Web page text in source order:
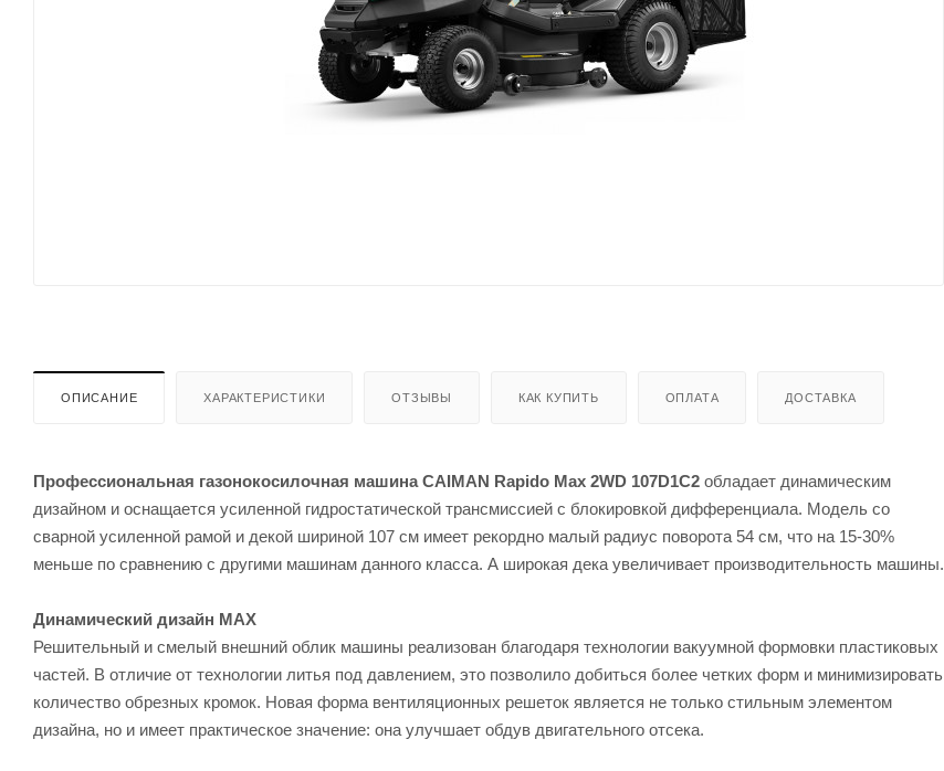
ОПИСАНИЕ ХАРАКТЕРИСТИКИ ОТЗЫВЫ КАК КУПИТЬ ОПЛАТА ДОСТАВКА
Профессиональная газонокосилочная машина CAIMAN Rapido Max 2WD 107D1C2 обладает динамическим
дизайном и оснащается усиленной гидростатической трансмиссией с блокировкой дифференциала. Модель со
сварной усиленной рамой и декой шириной 107 см имеет рекордно малый радиус поворота 54 см, что на 15-30%
меньше по сравнению с другими машинам данного класса. А широкая дека увеличивает производительность машины.
Динамический дизайн MAX
Решительный и смелый внешний облик машины реализован благодаря технологии вакуумной формовки пластиковых
частей. В отличие от технологии литья под давлением, это позволило добиться более четких форм и минимизировать
количество обрезных кромок. Новая форма вентиляционных решеток является не только стильным элементом
дизайна, но и имеет практическое значение: она улучшает обдув двигательного отсека.